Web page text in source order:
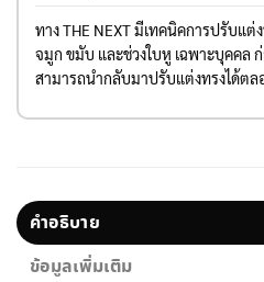
ทาง THE NEXT มีเทคนิคการปรับแ
จมูก ขมับ และช่วงใบหู เฉพาะบุคคล
สามารถนำกลับมาปรับแต่งทรงได้ตล
คำอธิบาย
ข้อมูลเพิ่มเติม